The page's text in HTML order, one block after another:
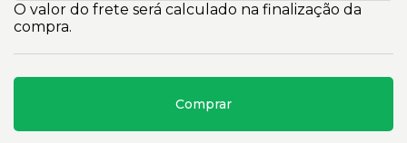
O valor do frete será calculado na finalização da
compra.
Comprar